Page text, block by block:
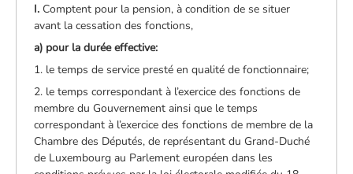
I. Comptent pour la pension, à condition de se situer
avant la cessation des fonctions,
a) pour la durée effective:
1. le temps de service presté en qualité de fonctionnaire;
2. le temps correspondant à l’exercice des fonctions de
membre du Gouvernement ainsi que le temps
correspondant à l’exercice des fonctions de membre de la
Chambre des Députés, de représentant du Grand-Duché
de Luxembourg au Parlement européen dans les